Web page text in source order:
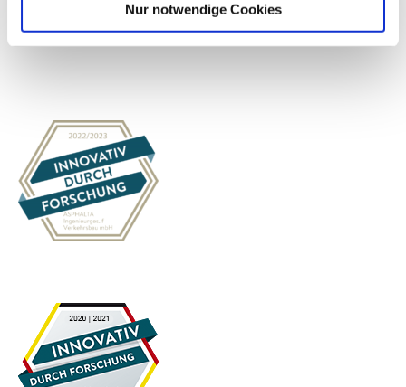
Nur notwendige Cookies